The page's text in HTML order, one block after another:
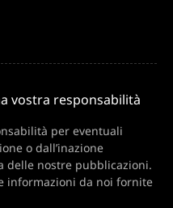
vostra responsabilità
per eventuali
o dall’inazione
delle nostre pubblicazioni.
informazioni da noi fornite